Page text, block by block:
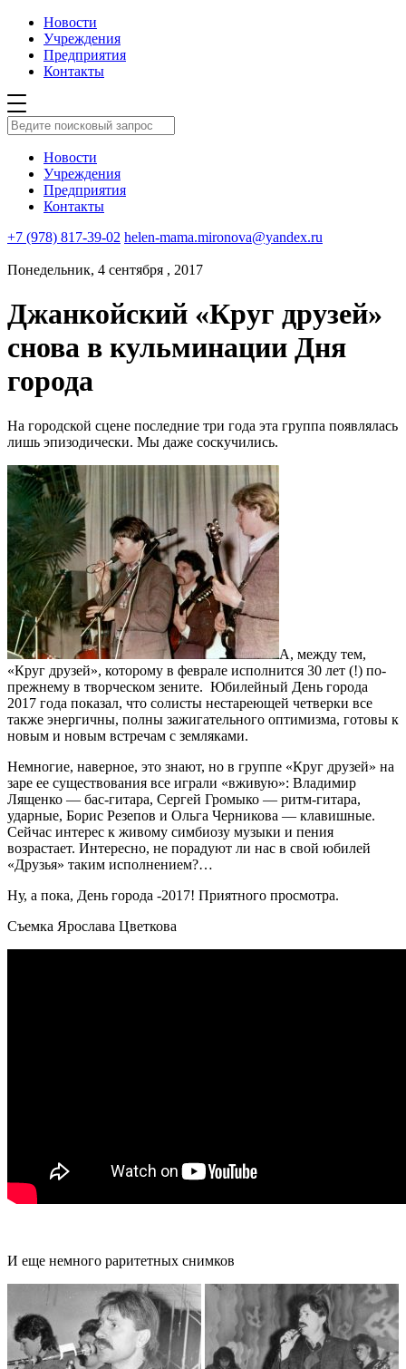
Новости
Учреждения
Предприятия
Контакты
Новости
Учреждения
Предприятия
Контакты
+7 (978) 817-39-02 helen-mama.mironova@yandex.ru
Понедельник, 4 сентября , 2017
Джанкойский «Круг друзей»
снова в кульминации Дня
города
На городской сцене последние три года эта группа появлялась
лишь эпизодически. Мы даже соскучились.
А, между тем,
«Круг друзей», которому в феврале исполнится 30 лет (!) по-
прежнему в творческом зените. Юбилейный День города
2017 года показал, что солисты нестареющей четверки все
также энергичны, полны зажигательного оптимизма, готовы к
новым и новым встречам с земляками.
Немногие, наверное, это знают, но в группе «Круг друзей» на
заре ее существования все играли «вживую»: Владимир
Лященко — бас-гитара, Сергей Громыко — ритм-гитара,
ударные, Борис Резепов и Ольга Черникова — клавишные.
Сейчас интерес к живому симбиозу музыки и пения
возрастает. Интересно, не порадуют ли нас в свой юбилей
«Друзья» таким исполнением?…
Ну, а пока, День города -2017! Приятного просмотра.
Съемка Ярослава Цветкова
И еще немного раритетных снимков